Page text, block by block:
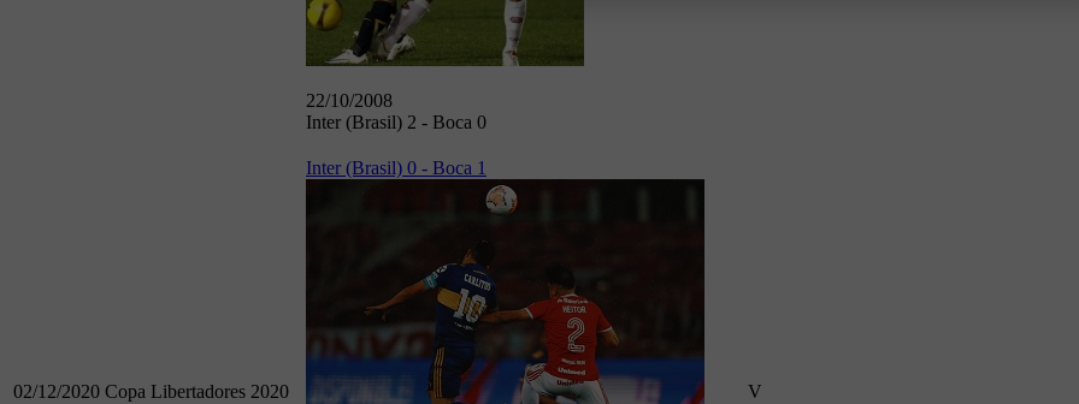
22/10/2008
Inter (Brasil) 2 - Boca 0
02/12/2020 Copa Libertadores 2020
Inter (Brasil) 0 - Boca 1
V